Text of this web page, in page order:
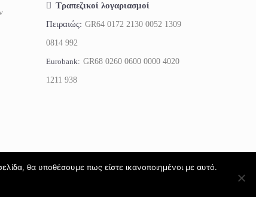
Τραπεζικοί λογαριασμοί
Πειραιώς: GR64 0172 2130 0052 1309
0814 992
Eurobank: GR68 0260 0600 0000 4020
1211 938
θα υποθέσουμε πως είστε ικανοποιημένοι με αυτό.